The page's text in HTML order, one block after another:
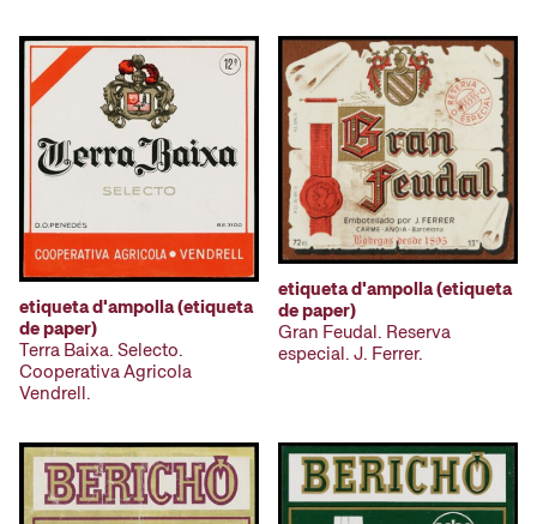
etiqueta d'ampolla (etiqueta
de paper)
Terra Baixa. Selecto.
Cooperativa Agricola
Vendrell.
etiqueta d'ampolla (etiqueta
de paper)
Gran Feudal. Reserva
especial. J. Ferrer.